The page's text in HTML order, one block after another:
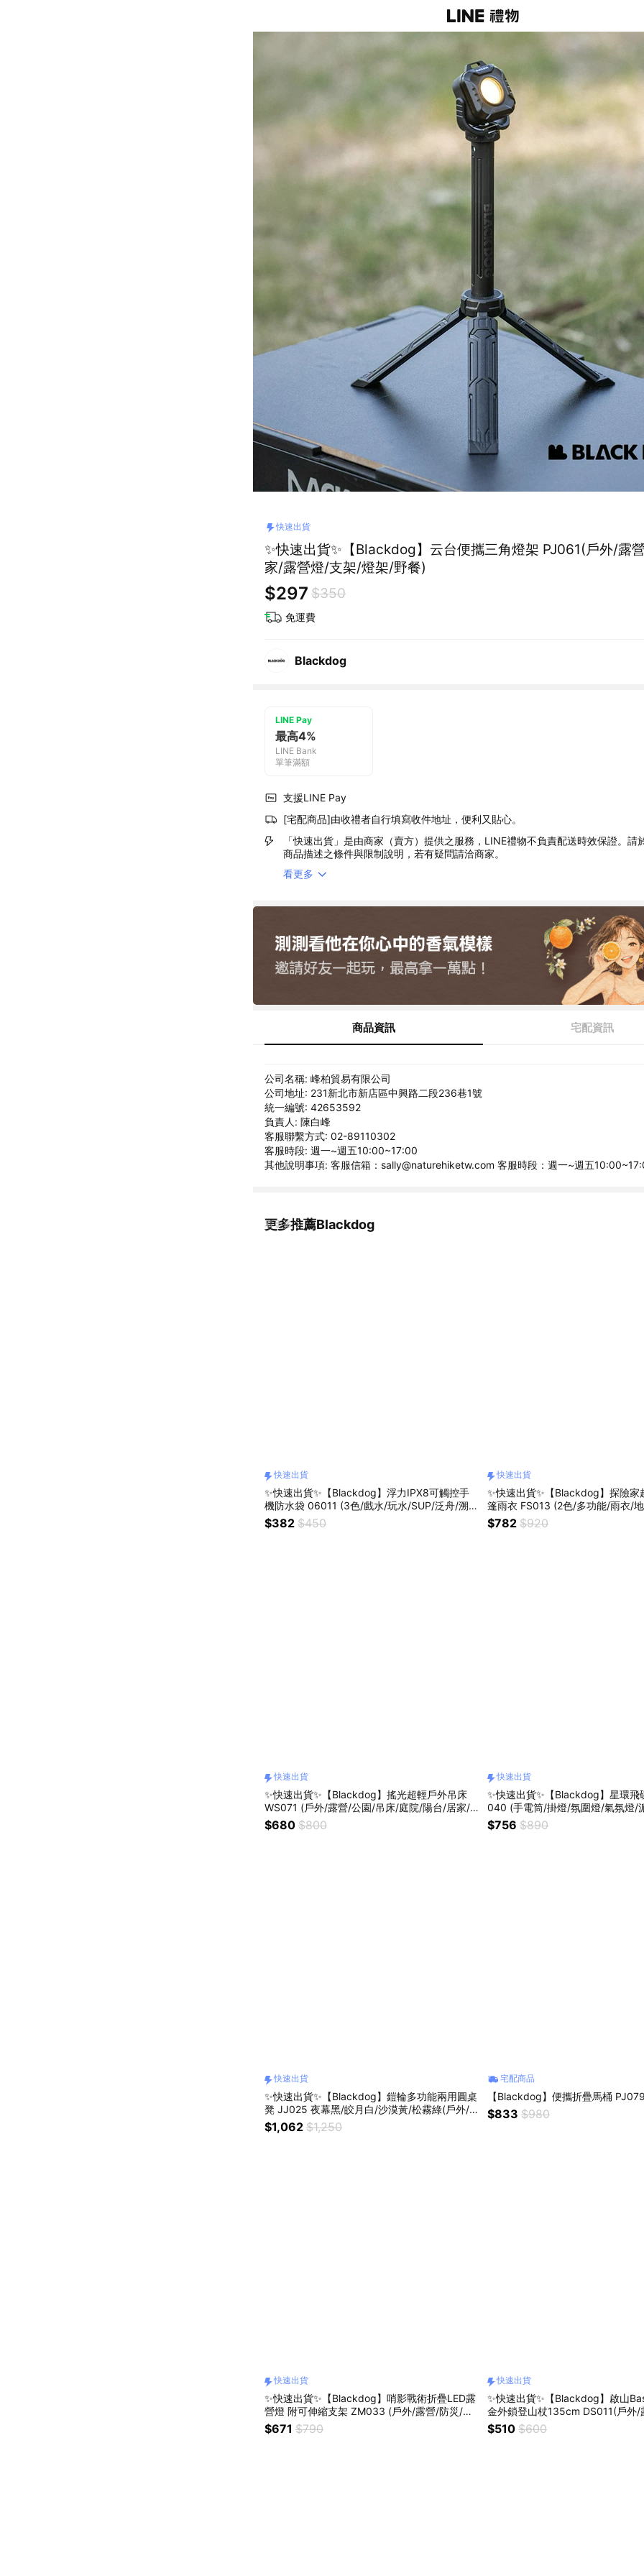
快速出貨
✨快速出貨✨【Blackdog】云台便攜三角燈架 PJ061(戶外/露
家/露營燈/支架/燈架/野餐)
$297 $350
免運費
Blackdog
LINE Pay
最高4%
LINE Bank
單筆滿額
支援LINE Pay
[宅配商品]由收禮者自行填寫收件地址，便利又貼心。
「快速出貨」是由商家（賣方）提供之服務，LINE禮物不負責配送時效保證。請
商品描述之條件與限制說明，若有疑問請洽商家。
看更多
商品資訊 宅配資訊
公司名稱: 峰柏貿易有限公司
公司地址: 231新北市新店區中興路二段236巷1號
統一編號: 42653592
負責人: 陳白峰
客服聯繫方式: 02-89110302
客服時段: 週一~週五10:00~17:00
其他說明事項: 客服信箱：sally@naturehiketw.com 客服時段：週一~週五
更多推薦Blackdog
看更多
快速出貨
✨快速出貨✨【Blackdog】浮力IPX8可觸控手
機防水袋 06011 (3色/戲水/玩水/SUP/泛舟/溯
溪/水上運動/海邊/父親節/母親節)
$382 $450
快速出貨
✨快速出貨✨【Blackdog】探險家
篷雨衣 FS013 (2色/多功能/雨衣/
$782 $920
快速出貨
✨快速出貨✨【Blackdog】搖光超輕戶外吊床
WS071 (戶外/露營/公園/吊床/庭院/陽台/居家/
野餐/野營)
$680 $800
快速出貨
✨快速出貨✨【Blackdog】星環飛
040 (手電筒/掛燈/氛圍燈/氣氛燈/
燈/裝飾燈/磁吸/頭燈/交換禮物/生
$756 $890
快速出貨
✨快速出貨✨【Blackdog】鎧輪多功能兩用圓桌
凳 JJ025 夜幕黑/皎月白/沙漠黃/松霧綠(戶外/
露營/茶几/升降桌/野餐/露營桌/家居/小桌子/椅
凳/喬遷禮物/父親節)
$1,062 $1,250
宅配商品
【Blackdog】便攜折疊馬桶
$833 $980
快速出貨
✨快速出貨✨【Blackdog】哨影戰術折疊LED露
營燈 附可伸縮支架 ZM033 (戶外/露營/防災/手
電筒/掛燈/氛圍燈/氣氛燈/派對燈/造型燈/裝飾
燈)
$671 $790
快速出貨
✨快速出貨✨【Blackdog】啟山
金外鎖登山杖135cm DS011(戶外/
合金/外鎖/三節/登山/登山杖/健行/
$510 $600